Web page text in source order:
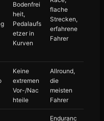
Bodenfrei
heit,
Pedalaufs
etzer in
Kurven
flache
Strecken,
erfahrene
Fahrer
Keine
extremen
Vor-/Nac
hteile
Allround,
die
meisten
Fahrer
Enduranc